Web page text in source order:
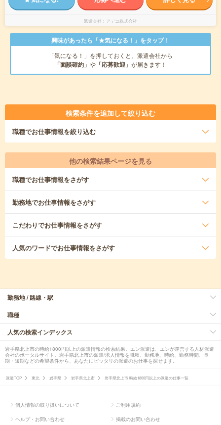
派遣会社 アデコ株式会社
興味があったら「★気になる！」をタップ！
「気になる！」を押しておくと、派遣会社から
「面談確約」 や 「応募歓迎」 が届きます！
検索条件を追加して絞り込む
職種でお仕事情報を絞り込む
他の検索結果ページを見る
職種でお仕事情報をさがす
勤務地でお仕事情報をさがす
こだわりでお仕事情報をさがす
人気のワードでお仕事情報をさがす
勤務地 / 路線・駅
職種
人気の検索インデックス
岩手県北上市の時給1800円以上の派遣情報の検索結果。エン派遣は、エンが運営する人材派遣
会社のポータルサイト。岩手県北上市の派遣/求人情報を職種、勤務地、時給、勤務時間、長
期・短期などの希望条件から、あなたにピッタリの派遣のお仕事を探せます。
派遣TOP 東北 岩手県 岩手県北上市 岩手県北上市 時給1800円以上の派遣の仕事一覧
個人情報の取り扱いについて ご利用規約
ヘルプ・お問い合わせ 掲載のお問い合わせ